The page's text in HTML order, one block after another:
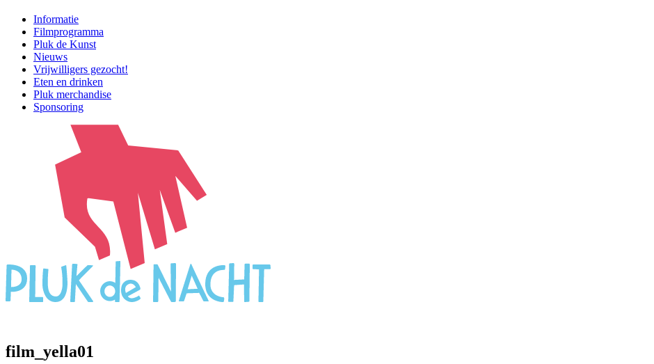
Informatie
Filmprogramma
Pluk de Kunst
Nieuws
Vrijwilligers gezocht!
Eten en drinken
Pluk merchandise
Sponsoring
film_yella01